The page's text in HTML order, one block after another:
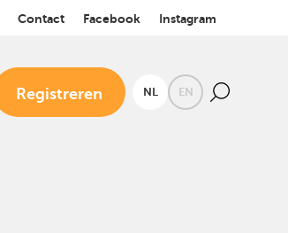
Contact Facebook Instagram
Registreren NL EN